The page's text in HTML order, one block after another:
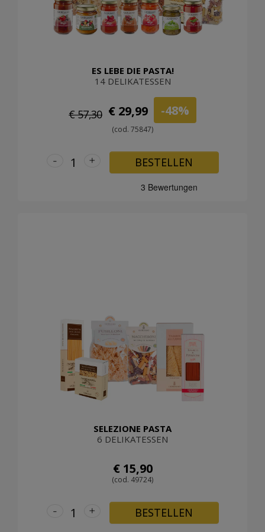
ES LEBE DIE PASTA!
14 DELIKATESSEN
€ 57,30 € 29,99 -48%
(cod. 75847)
+
- BESTELLEN
SELEZIONE PASTA
6 DELIKATESSEN
€ 15,90
(cod. 49724)
+
- BESTELLEN